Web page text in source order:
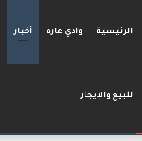
الرئيسية وادي عاره أخبار
للبيع والإيجار